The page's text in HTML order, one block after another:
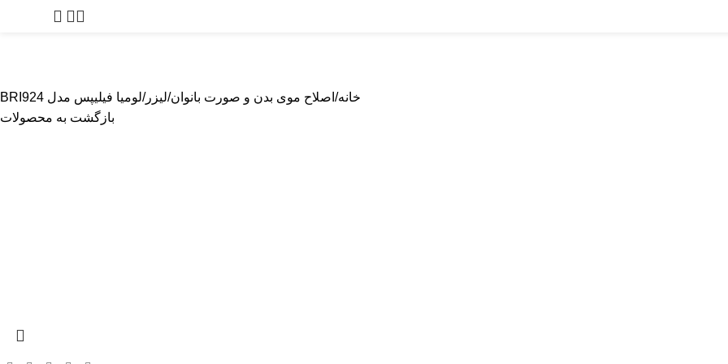
خانه اصلاح موی بدن و صورت بانوان لیزر لومیا فیلیپس مدل BRI924
بازگشت به محصولات